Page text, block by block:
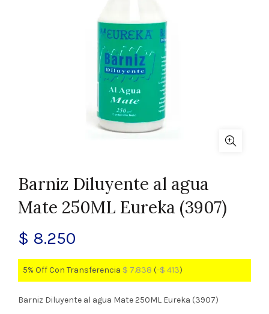
Barniz Diluyente al agua
Mate 250ML Eureka (3907)
$ 8.250
5% Off Con Transferencia $ 7.838 (-$ 413)
Barniz Diluyente al agua Mate 250ML Eureka (3907)